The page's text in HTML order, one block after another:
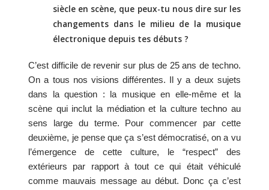
g
e
r
p
p
n
k
siècle en scène, que peux-tu nous dire sur les
changements dans le milieu de la musique
électronique depuis tes débuts ?
C’est difficile de revenir sur plus de 25 ans de techno.
On a tous nos visions différentes. Il y a deux sujets
dans la question : la musique en elle-même et la
scène qui inclut la médiation et la culture techno au
sens large du terme. Pour commencer par cette
deuxième, je pense que ça s’est démocratisé, on a vu
l’émergence de cette culture, le “respect” des
extérieurs par rapport à tout ce qui était véhiculé
comme mauvais message au début. Donc ça c’est